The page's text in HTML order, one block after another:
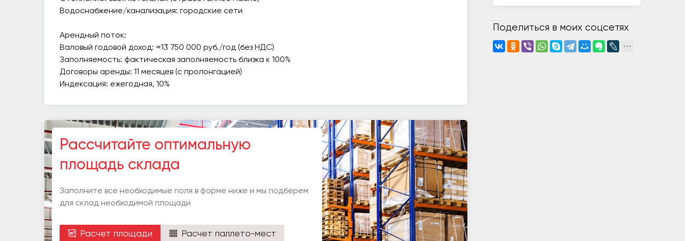
Водоснабжение/канализация: городские сети
Арендный поток:
Валовый годовой доход: ≈13 750 000 руб./год (без НДС)
Заполняемость: фактическая заполняемость близка к 100%
Договоры аренды: 11 месяцев (с пролонгацией)
Индексация: ежегодная, 10%
Рассчитайте оптимальную
площадь склада
Заполните все необходимые поля в форме ниже и мы подберем
для склад необходимой площади
Расчет площади Расчет паллето-мест
Поделиться в моих соцсетях